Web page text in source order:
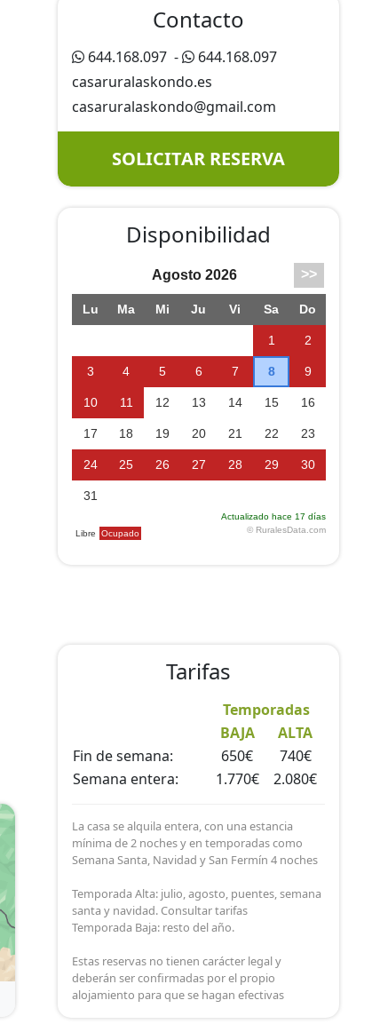
Contacto
644.168.097 -
644.168.097
casaruralaskondo.es
casaruralaskondo@gmail.com
SOLICITAR RESERVA
Disponibilidad
Tarifas
Temporadas
BAJA
ALTA
Fin de semana:
650€
740€
Semana entera:
1.770€ 2.080€
La casa se alquila entera, con una estancia
mínima de 2 noches y en temporadas como
Semana Santa, Navidad y San Fermín 4 noches
Temporada Alta: julio, agosto, puentes, semana
santa y navidad. Consultar tarifas
Temporada Baja: resto del año.
Estas reservas no tienen carácter legal y
deberán ser confirmadas por el propio
alojamiento para que se hagan efectivas